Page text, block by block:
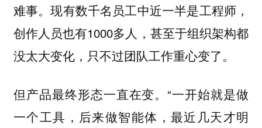
难事。现有数千名员工中近一半是工程师，
创作人员也有1000多人，甚至于组织架构都
没太大变化，只不过团队工作重心变了。
但产品最终形态一直在变。“一开始就是做
一个工具，后来做智能体，最近几天才明